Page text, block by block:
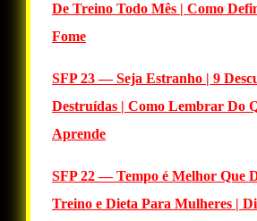
De Treino Todo Mês | Como
Fome
SFP 23 — Seja Estranho | 9
Destruídas | Como Lembrar Do
Aprende
SFP 22 — Tempo é Melhor Que
Treino e Dieta Para Mulheres |